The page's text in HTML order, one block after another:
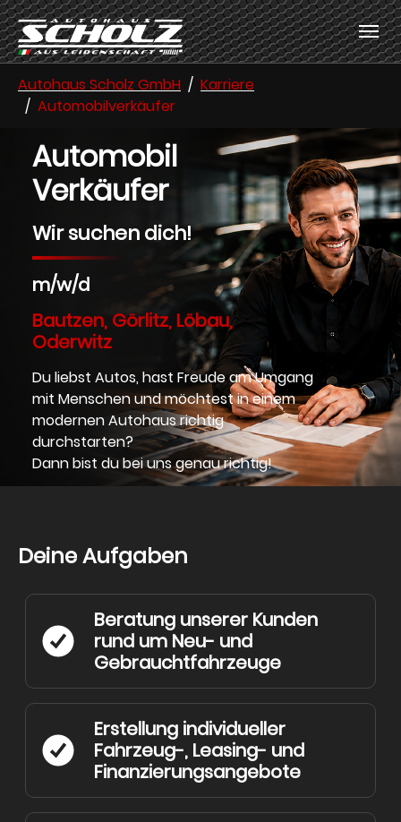
Skip to main content
Skip to page footer
Autohaus Scholz GmbH
Karriere
Automobilverkäufer
Automobil
Verkäufer
Wir suchen dich!
m/w/d
Bautzen, Görlitz, Löbau,
Oderwitz
Du liebst Autos, hast Freude am Umgang
mit Menschen und möchtest in einem
modernen Autohaus richtig
durchstarten?
Dann bist du bei uns genau richtig!
Deine Aufgaben
Beratung unserer Kunden
rund um Neu- und
Gebrauchtfahrzeuge
Erstellung individueller
Fahrzeug-, Leasing- und
Finanzierungsangebote